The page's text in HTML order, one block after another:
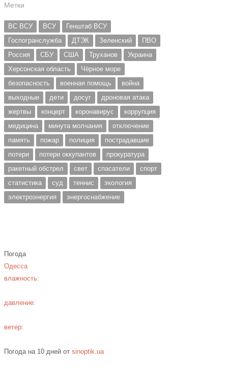
Метки
ВС ВСУ ВСУ
Генштаб ВСУ
Госпогранслужба
ДТЭК Зеленский
ПВО
Россия
СБУ США Труханов
Украина
Херсонская область
Чёрное море
безопасность
военная помощь
война
выходные
дети досуг
дроновая атака
жертвы
концерт коронавирус
коррупция
медицина
минута молчания
отключение
память
пожар полиция
пострадавшие
потери
потери оккупантов
прокуратура
ракетный обстрел
свет спасатели
спорт
статистика
суд теннис
экология
электроэнергия
энергоснабжение
Погода
Одесса
влажность:
давление:
ветер:
Погода на 10 дней отsinoptik.ua